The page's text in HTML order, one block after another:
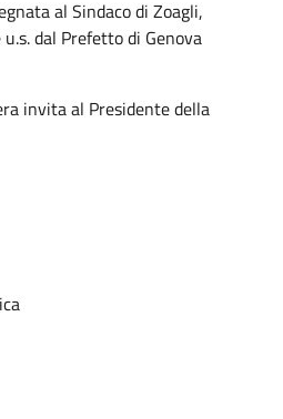
al Sindaco di Zoagli,
dal Prefetto di Genova
invita al Presidente della